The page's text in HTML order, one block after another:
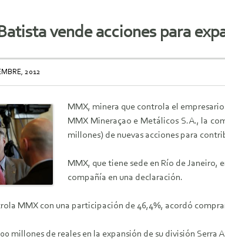
vende acciones para
2012
MMX, minera que controla el
MMX Mineraçao e Metálicos S.A., la
millones) de nuevas acciones para
MMX, que tiene sede en Río de
compañía en una declaración.
MMX con una participación de 46,4%, acordó
millones de reales en la expansión de su división